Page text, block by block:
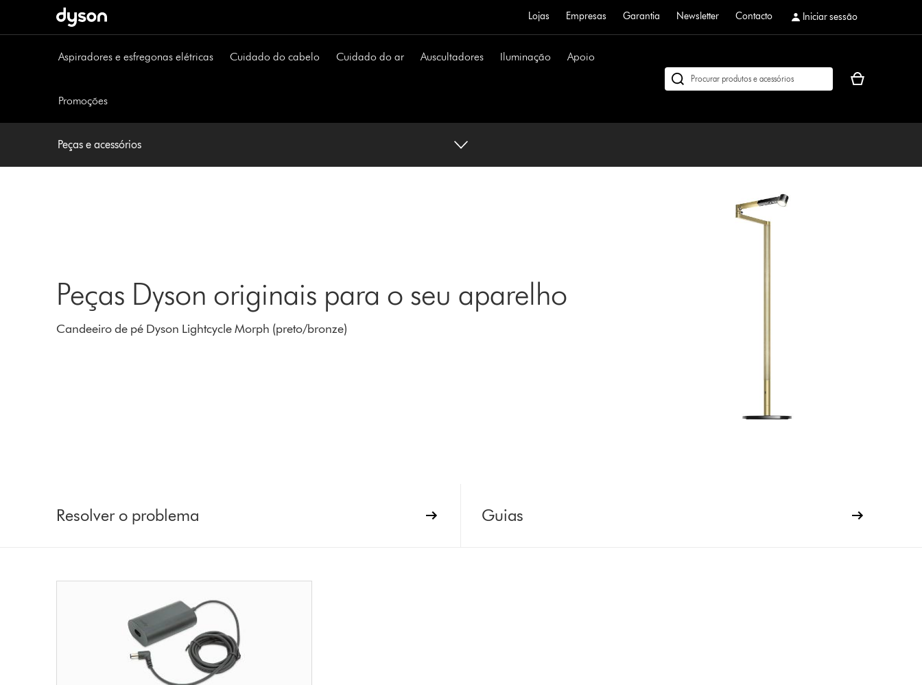
Lojas Empresas Garantia Newsletter Contacto Iniciar sessão
Aspiradores e esfregonas elétricas Cuidado do cabelo Cuidado do ar Auscultadores Iluminação Apoio
Promoções
Pesquisar
O
de
Peças e acessórios
Peças Dyson originais para o seu aparelho
Candeeiro de pé Dyson Lightcycle Morph (preto/bronze)
Resolver o problema Guias